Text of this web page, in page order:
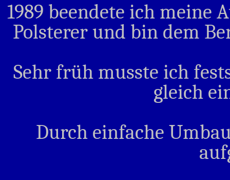
1989 beendete ich meine
Polsterer und bin dem
Sehr früh musste ich
gleich
Durch einfache